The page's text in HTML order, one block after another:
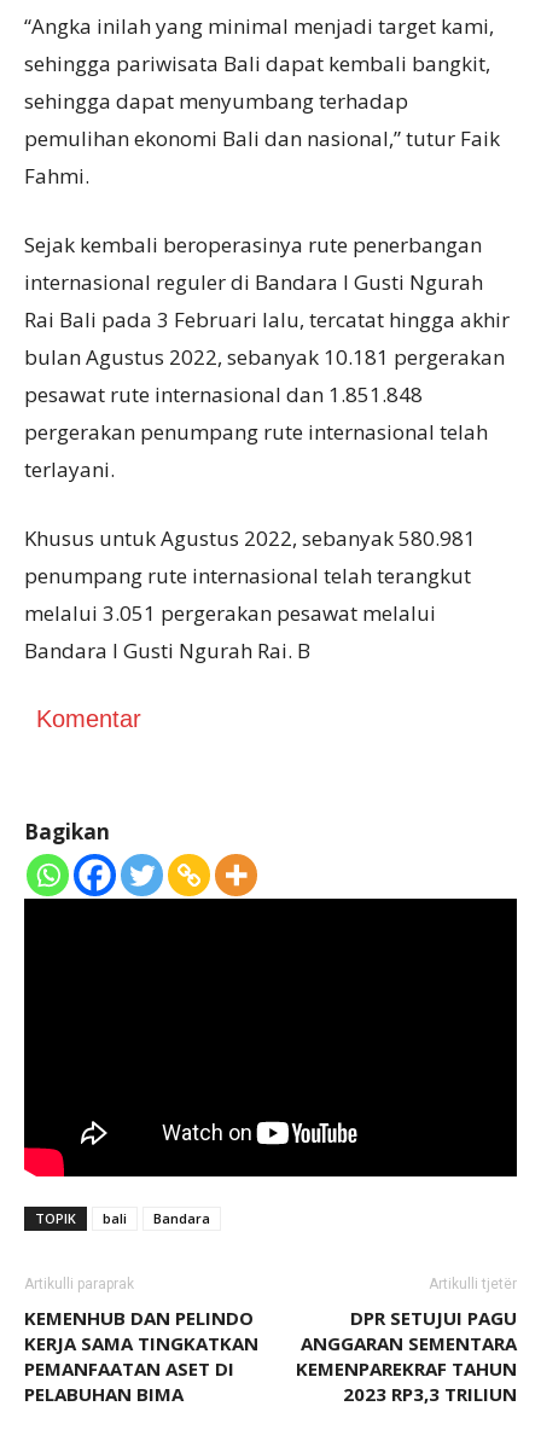
“Angka inilah yang minimal menjadi target kami,
sehingga pariwisata Bali dapat kembali bangkit,
sehingga dapat menyumbang terhadap
pemulihan ekonomi Bali dan nasional,” tutur Faik
Fahmi.
Sejak kembali beroperasinya rute penerbangan
internasional reguler di Bandara I Gusti Ngurah
Rai Bali pada 3 Februari lalu, tercatat hingga akhir
bulan Agustus 2022, sebanyak 10.181 pergerakan
pesawat rute internasional dan 1.851.848
pergerakan penumpang rute internasional telah
terlayani.
Khusus untuk Agustus 2022, sebanyak 580.981
penumpang rute internasional telah terangkut
melalui 3.051 pergerakan pesawat melalui
Bandara I Gusti Ngurah Rai. B
Komentar
Bagikan
TOPIK bali Bandara
Artikulli paraprak
KEMENHUB DAN PELINDO
KERJA SAMA TINGKATKAN
PEMANFAATAN ASET DI
PELABUHAN BIMA
Artikulli tjetër
DPR SETUJUI PAGU
ANGGARAN SEMENTARA
KEMENPAREKRAF TAHUN
2023 RP3,3 TRILIUN